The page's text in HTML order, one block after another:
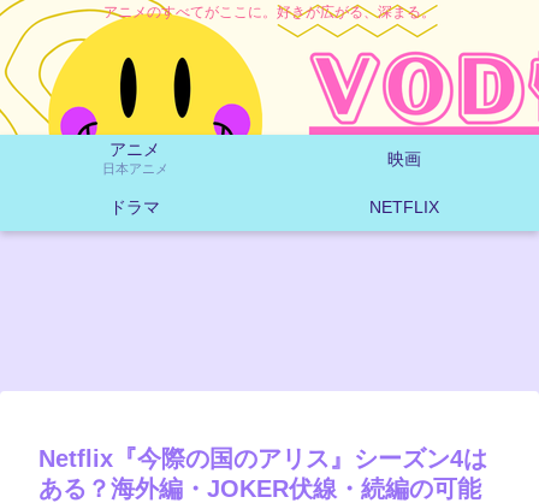
アニメのすべてがここに。好きが広がる、深まる。
アニメ
日本アニメ 映画
ドラマ NETFLIX
Netflix『今際の国のアリス』シーズン4は
ある？海外編・JOKER伏線・続編の可能